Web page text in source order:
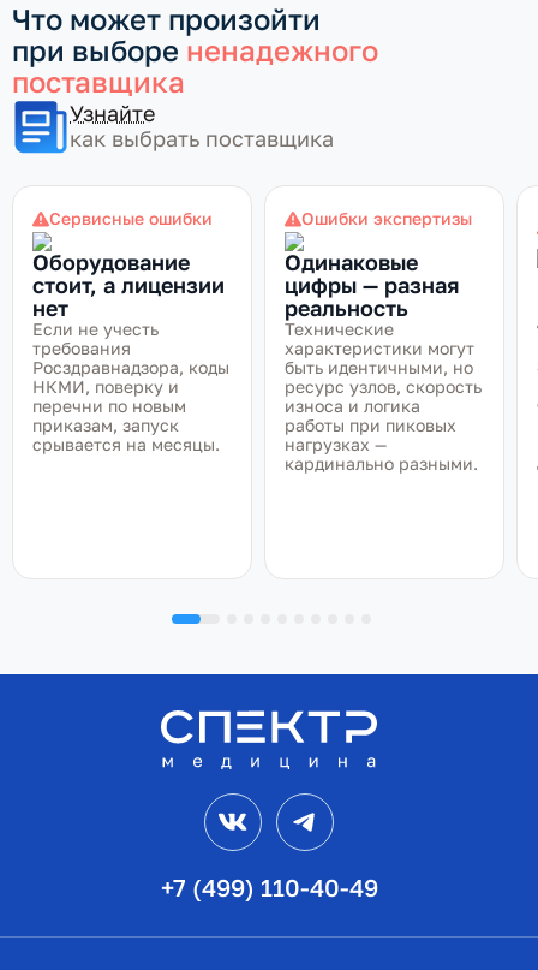
Что может произойти
при выборе ненадежного
поставщика
Узнайте
как выбрать поставщика
Сервисные ошибки
Оборудование
стоит, а лицензии
нет
Если не учесть
требования
Росздравнадзора, коды
НКМИ, поверку и
перечни по новым
приказам, запуск
срывается на месяцы.
Ошибки экспертизы
Одинаковые
цифры — разная
реальность
Технические
характеристики могут
быть идентичными, но
ресурс узлов, скорость
износа и логика
работы при пиковых
нагрузках —
кардинально разными.
+7 (499) 110-40-49
VK